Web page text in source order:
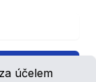
účelem